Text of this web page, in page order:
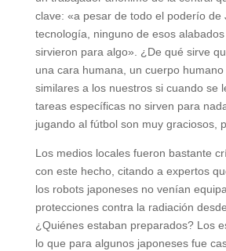
clave: «a pesar de todo el poderío de
tecnología, ninguno de esos
sirvieron para algo». ¿De qué sirve
una cara humana, un cuerpo
similares a los nuestros si cuando se
tareas específicas no sirven para
jugando al fútbol son muy graciosos,
Los medios locales fueron bastante
con este hecho, citando a expertos
los robots japoneses no venían
protecciones contra la radiación
¿Quiénes estaban preparados? Los
lo que para algunos japoneses fue